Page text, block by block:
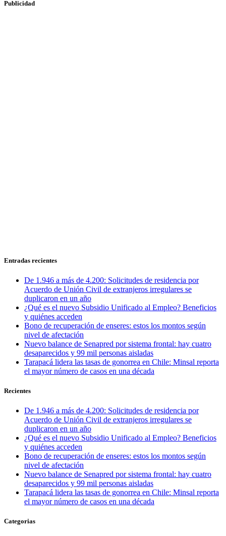
Publicidad
Entradas recientes
De 1.946 a más de 4.200: Solicitudes de residencia por
Acuerdo de Unión Civil de extranjeros irregulares se
duplicaron en un año
¿Qué es el nuevo Subsidio Unificado al Empleo? Beneficios
y quiénes acceden
Bono de recuperación de enseres: estos los montos según
nivel de afectación
Nuevo balance de Senapred por sistema frontal: hay cuatro
desaparecidos y 99 mil personas aisladas
Tarapacá lidera las tasas de gonorrea en Chile: Minsal reporta
el mayor número de casos en una década
Recientes
De 1.946 a más de 4.200: Solicitudes de residencia por
Acuerdo de Unión Civil de extranjeros irregulares se
duplicaron en un año
¿Qué es el nuevo Subsidio Unificado al Empleo? Beneficios
y quiénes acceden
Bono de recuperación de enseres: estos los montos según
nivel de afectación
Nuevo balance de Senapred por sistema frontal: hay cuatro
desaparecidos y 99 mil personas aisladas
Tarapacá lidera las tasas de gonorrea en Chile: Minsal reporta
el mayor número de casos en una década
Categorias